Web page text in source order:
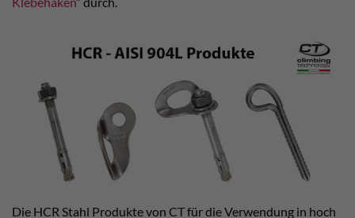
Die HCR Stahl Produkte von CT für die Verwendung in hoch